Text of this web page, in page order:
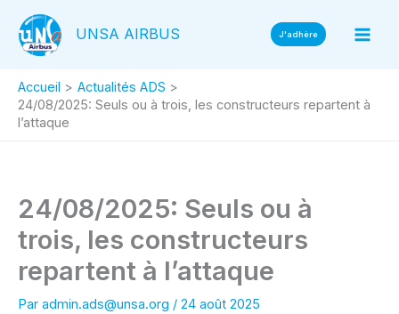
contenu
UNSA AIRBUS J'adhère
Accueil
Actualités ADS
24/08/2025: Seuls ou à trois, les constructeurs repartent à
l’attaque
24/08/2025: Seuls ou à
trois, les constructeurs
repartent à l’attaque
Par admin.ads@unsa.org / 24 août 2025